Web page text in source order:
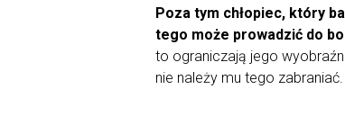
Poza tym chłopiec, który
tego może prowadzić do
to ograniczają jego
nie należy mu tego zabraniać.